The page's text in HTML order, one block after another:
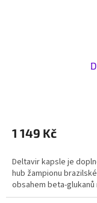
1 149 Kč
Deltavir kapsle je
hub žampionu
obsahem beta-glukanů